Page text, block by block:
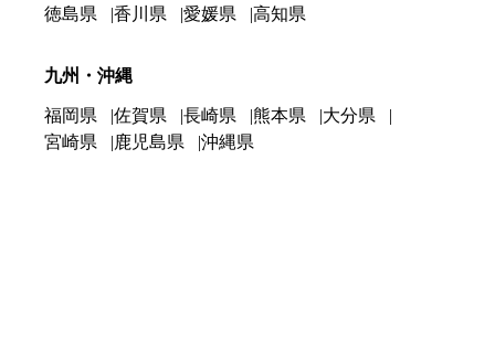
徳島県
香川県 愛媛県 高知県
九州・沖縄
福岡県 佐賀県 長崎県 熊本県
大分県
宮崎県
鹿児島県 沖縄県